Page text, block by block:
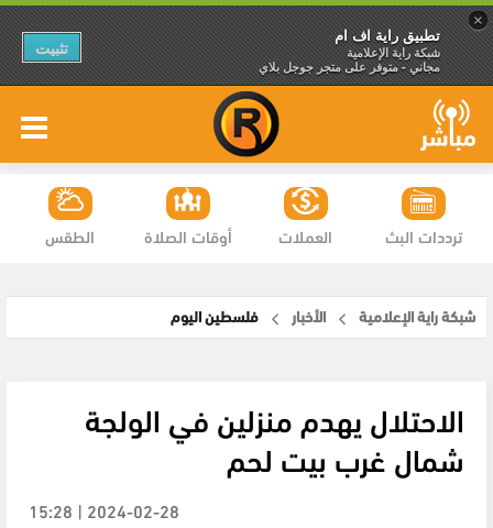
×
تطبيق راية اف ام
شبكة راية الإعلامية
مجاني - متوفر على متجر جوجل بلاي
تثبيت
الطقس أوقات الصلاة العملات ترددات البث
شبكة راية الإعلامية الأخبار فلسطين اليوم
الاحتلال يهدم منزلين في الولجة
شمال غرب بيت لحم
2024-02-28 | 15:28